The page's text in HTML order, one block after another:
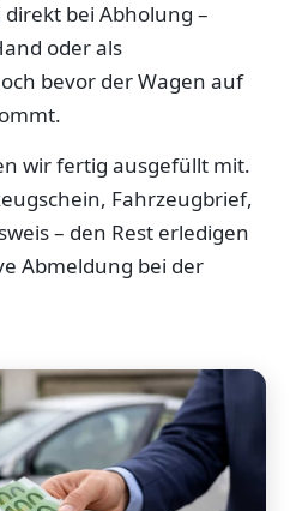
bei Abholung –
oder als
bevor der Wagen auf
wir fertig ausgefüllt mit.
Fahrzeugbrief,
– den Rest erledigen
Abmeldung bei der